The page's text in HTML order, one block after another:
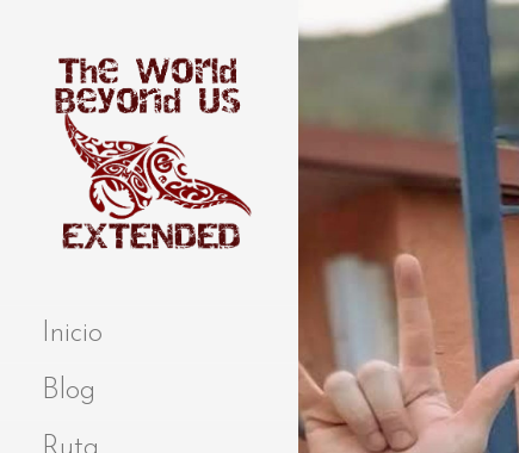
a
a
r
e
n
i
d
BEYOND US
Inicio
Blog